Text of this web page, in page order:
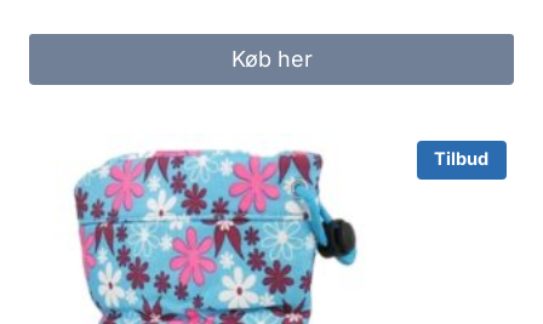
was:
is:
200.00 kr..
Køb her
Tilbud